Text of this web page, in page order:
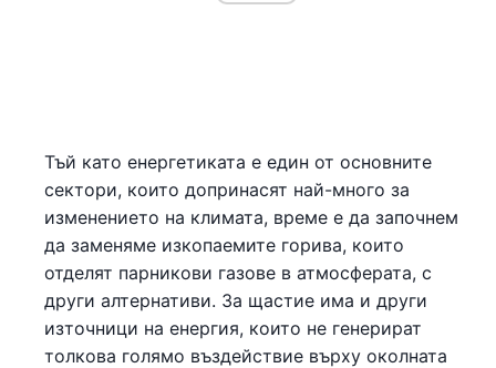
Тъй като енергетиката е един от основните
сектори, които допринасят най-много за
изменението на климата, време е да започнем
да заменяме изкопаемите горива, които
отделят парникови газове в атмосферата, с
други алтернативи. За щастие има и други
източници на енергия, които не генерират
толкова голямо въздействие върху околната